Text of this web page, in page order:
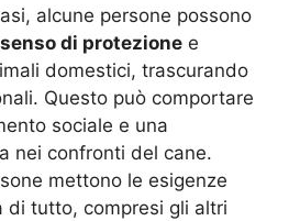
alcune persone possono
di protezione e
domestici, trascurando
Questo può comportare
sociale e una
nei confronti del cane.
mettono le esigenze
di tutto, compresi gli altri